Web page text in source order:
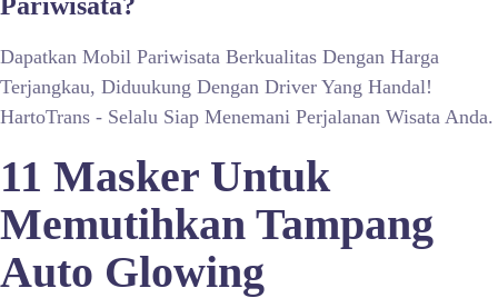
Dapatkan Mobil Pariwisata Berkualitas Dengan Harga
Terjangkau, Diduukung Dengan Driver Yang Handal!
HartoTrans - Selalu Siap Menemani Perjalanan Wisata Anda.
11 Masker Untuk
Memutihkan Tampang
Auto Glowing